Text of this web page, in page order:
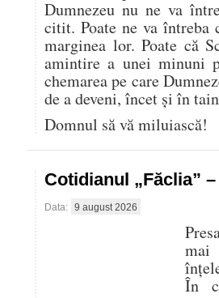
Dumnezeu nu ne va
citit. Poate ne va întreba
marginea lor. Poate că
amintire a unei minuni
chemarea pe care
de a deveni, încet și în
Domnul să vă miluiască!
Cotidianul „Făclia”
Data: 9 august 2026
În